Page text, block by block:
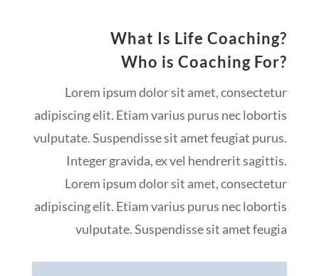
What Is Life Coaching?
Who is Coaching For?
Lorem ipsum dolor sit amet, consectetur
adipiscing elit. Etiam varius purus nec lobortis
vulputate. Suspendisse sit amet feugiat purus.
Integer gravida, ex vel hendrerit sagittis.
Lorem ipsum dolor sit amet, consectetur
adipiscing elit. Etiam varius purus nec lobortis
vulputate. Suspendisse sit amet feugia